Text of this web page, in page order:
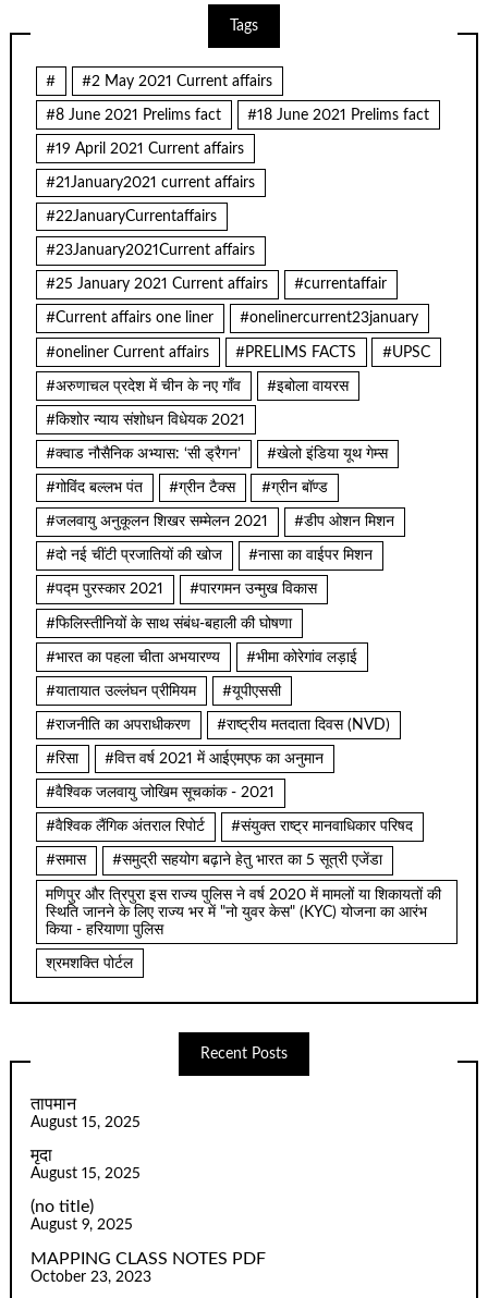
Tags
# #2 May 2021 Current affairs
#8 June 2021 Prelims fact #18 June 2021 Prelims fact
#19 April 2021 Current affairs
#21January2021 current affairs
#22JanuaryCurrentaffairs
#23January2021Current affairs
#25 January 2021 Current affairs #currentaffair
#Current affairs one liner #onelinercurrent23january
#oneliner Current affairs #PRELIMS FACTS #UPSC
#अरुणाचल प्रदेश में चीन के नए गाँव #इबोला वायरस
#किशोर न्याय संशोधन विधेयक 2021
#क्वाड नौसैनिक अभ्यास: ‘सी ड्रैगन’ #खेलो इंडिया यूथ गेम्स
#गोविंद बल्लभ पंत #ग्रीन टैक्स #ग्रीन बॉण्ड
#जलवायु अनुकूलन शिखर सम्मेलन 2021 #डीप ओशन मिशन
#दो नई चींटी प्रजातियों की खोज #नासा का वाईपर मिशन
#पद्म पुरस्कार 2021 #पारगमन उन्मुख विकास
#फिलिस्तीनियों के साथ संबंध-बहाली की घोषणा
#भारत का पहला चीता अभयारण्य #भीमा कोरेगांव लड़ाई
#यातायात उल्लंघन प्रीमियम #यूपीएससी
#राजनीति का अपराधीकरण #राष्ट्रीय मतदाता दिवस (NVD)
#रिसा #वित्त वर्ष 2021 में आईएमएफ का अनुमान
#वैश्विक जलवायु जोखिम सूचकांक - 2021
#वैश्विक लैंगिक अंतराल रिपोर्ट #संयुक्त राष्ट्र मानवाधिकार परिषद
#समास #समुद्री सहयोग बढ़ाने हेतु भारत का 5 सूत्री एजेंडा
मणिपुर और त्रिपुरा इस राज्य पुलिस ने वर्ष 2020 में मामलों या शिकायतों की
स्थिति जानने के लिए राज्य भर में "नो युवर केस" (KYC) योजना का आरंभ
किया - हरियाणा पुलिस
श्रमशक्ति पोर्टल
Recent Posts
तापमान
August 15, 2025
मृदा
August 15, 2025
(no title)
August 9, 2025
MAPPING CLASS NOTES PDF
October 23, 2023